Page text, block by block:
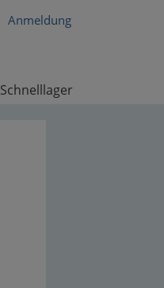
Anmeldung
Schnelllager